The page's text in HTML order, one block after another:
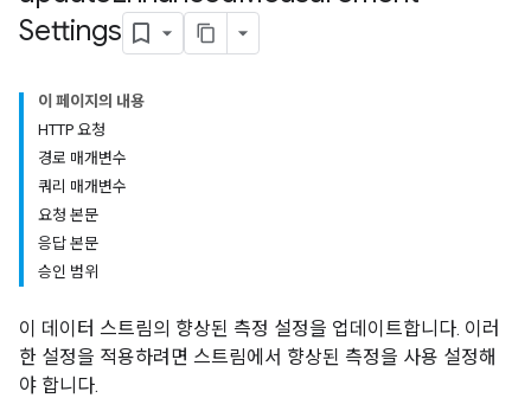
Settings
이 페이지의 내용
HTTP 요청
경로 매개변수
쿼리 매개변수
요청 본문
응답 본문
승인 범위
이 데이터 스트림의 향상된 측정 설정을 업데이트합니다. 이러
한 설정을 적용하려면 스트림에서 향상된 측정을 사용 설정해
야 합니다.